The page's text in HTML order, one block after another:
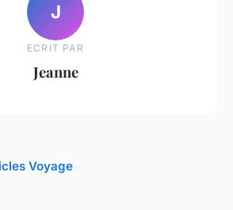
J
ECRIT PAR
Jeanne
Voyage